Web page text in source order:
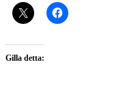
Gilla detta: